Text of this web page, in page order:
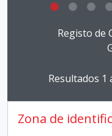
Registo de
Resultados 1
Zona de